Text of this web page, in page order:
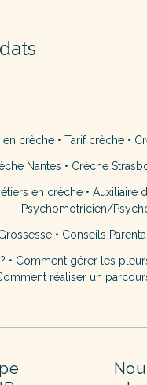
en crèche • Tarif crèche •
Nantes • Crèche
en crèche• Auxiliaire
Psychomotricien/
• Conseils
• Comment gérer les
réaliser un